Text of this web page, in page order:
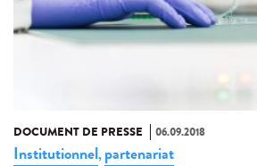
DOCUMENT DE PRESSE 06.09.2018
Institutionnel, partenariat